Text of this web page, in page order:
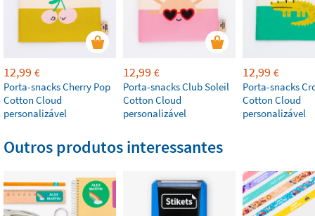
12,99 €
Porta-snacks Cherry Pop
Cotton Cloud
personalizável
12,99 €
Porta-snacks Club Soleil
Cotton Cloud
personalizável
12,99 €
Porta-snacks
Cotton Cloud
personalizável
Outros produtos interessantes